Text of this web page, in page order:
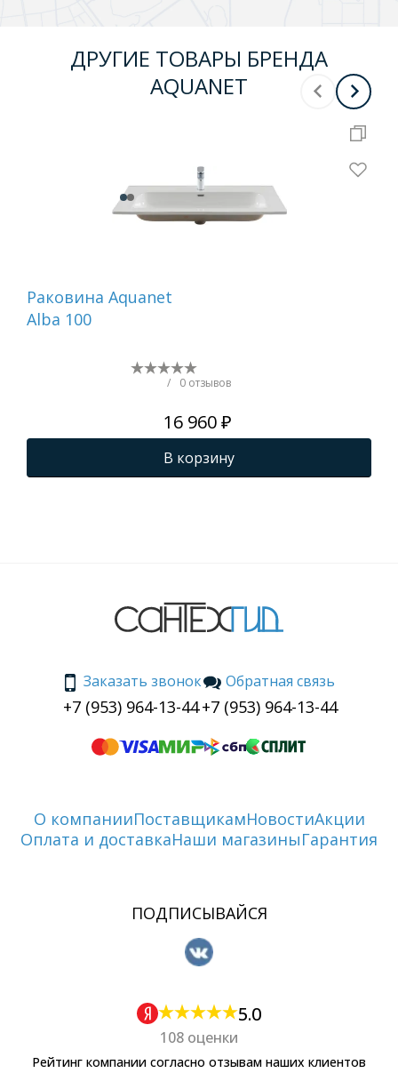
ДРУГИЕ ТОВАРЫ БРЕНДА
AQUANET
Раковина Aquanet
Alba 100
/ 0 отзывов
16 960 ₽
В корзину
Заказать звонок
+7 (953) 964-13-44
Обратная связь
+7 (953) 964-13-44
О компанииПоставщикамНовостиАкции
Оплата и доставкаНаши магазиныГарантия
ПОДПИСЫВАЙСЯ
5.0
108 оценки
Рейтинг компании согласно отзывам наших клиентов